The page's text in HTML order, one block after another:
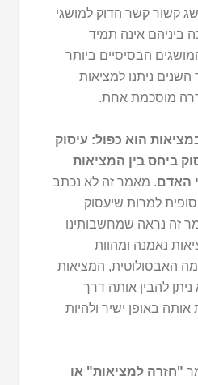
קשור קשר הדוק למושגי
ביניהם אינה תמיד
הבסיסיים ביותר
ניתנו למציאות
מוסכמת אחת.
הוא כפול: עיסוק
ביחס בין המציאות
האדם. מאמר זה לא נכתב
למרות שיעסוק
זה נראה שמחשבותינו
נאמנה ומהוות
האבסולוטית, המציאות
להבין אותה דרך
באופן ישיר ולהיות
"חזרה למציאות" או